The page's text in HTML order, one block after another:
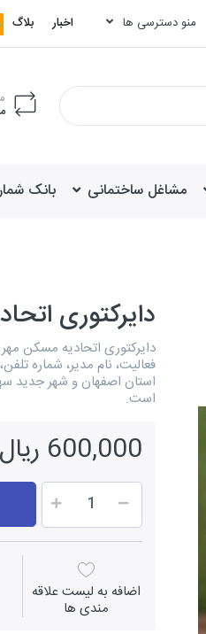
منو دسترسی ها اخبار بلاگ
مشاغل ساختمانی بانک
دایرکتوری
فعالیت، نام مدیر، شماره
استان اصفهان و شهر جدید
است.
600,000 ریال
اضافه به لیست علاقه
مندی ها